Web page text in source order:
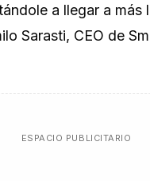
a llegar a más
Sarasti, CEO de
ESPACIO PUBLICITARIO